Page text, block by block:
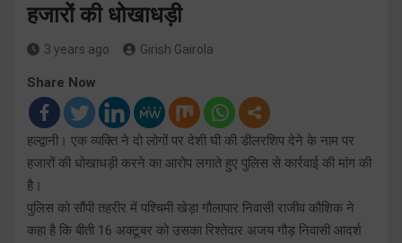
हजारों की धोखाधड़ी
3 years ago Girish Gairola
Share Now
हल्द्वानी। एक व्यक्ति ने दो लोगों पर देशी घी की डीलरशिप देने के नाम पर
हजारों की धोखाधड़ी करने का आरोप लगाते हुए पुलिस से कार्रवाई की मांग की
है।
पुलिस को सौंपी तहरीर में पश्चिमी खेड़ा गौलापार निवासी राजीव कौशिक ने
कहा है कि बीती 16 अक्टूबर को उसका रिश्तेदार अजय गौड़ निवासी आदर्श